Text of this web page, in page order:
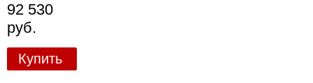
92 530
руб.
Купить